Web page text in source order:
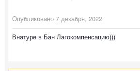
Опубликовано 7 декабря, 2022
Внатуре в Бан Лагокомпенсацию)))